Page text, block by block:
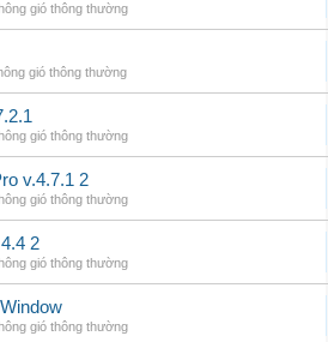
gió thông thường
gió thông thường
gió thông thường
v.4.7.1 2
gió thông thường
2
gió thông thường
gió thông thường